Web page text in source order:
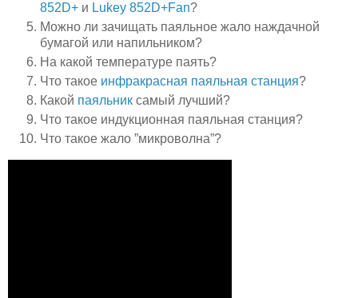
852D+ и Lukey 852D+Fan?
Можно ли зачищать паяльное жало наждачной
бумагой или напильником?
На какой температуре паять?
Что такое инфракрасная паяльная станция?
Какой паяльник самый лучший?
Что такое индукционная паяльная станция?
Что такое жало ”микроволна”?